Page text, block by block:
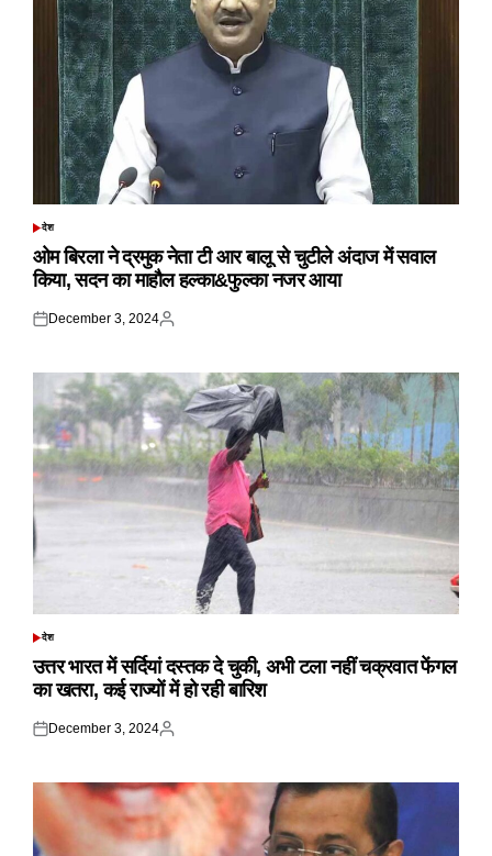
POSTED
देश
ओम बिरला ने द्रमुक नेता टी आर बालू से चुटीले अंदाज में सवाल
किया, सदन का माहौल हल्का&फुल्का नजर आया
Posted
December 3, 2024
Posted
POSTED
देश
उत्तर भारत में सर्दियां दस्तक दे चुकी, अभी टला नहीं चक्रवात फेंगल
का खतरा, कई राज्यों में हो रही बारिश
Posted
December 3, 2024
Posted